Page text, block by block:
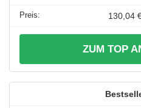
130,04
ZUM TOP